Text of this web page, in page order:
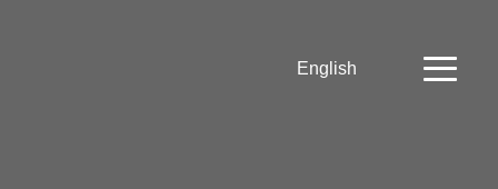
English